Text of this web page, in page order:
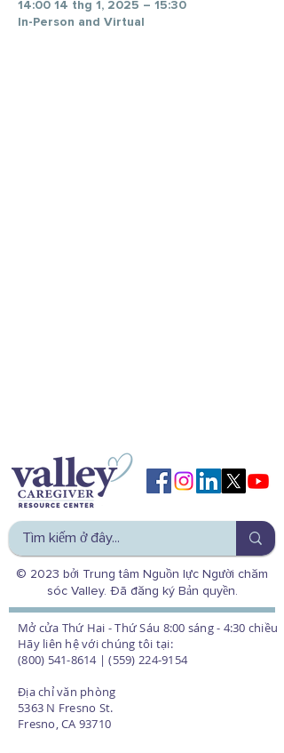
14:00 14 thg 1, 2025 – 15:30
In-Person and Virtual
© 2023 bởi Trung tâm Nguồn lực Người chăm
sóc Valley. Đã đăng ký Bản quyền.
Mở cửa Thứ Hai - Thứ Sáu 8:00 sáng - 4:30 chiều
Hãy liên hệ với chúng tôi tại:
(800) 541-8614 | (559) 224-9154
Địa chỉ văn phòng
5363 N Fresno St.
Fresno, CA 93710